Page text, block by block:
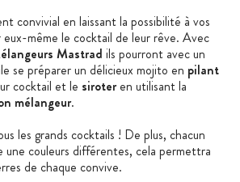
convivial en laissant la possibilité à vos
même le cocktail de leur rêve. Avec
Mastrad ils pourront avec un
se préparer un délicieux mojito en pilant
cocktail et le siroteren utilisant la
mélangeur.
les grands cocktails ! De plus, chacun
une couleurs différentes, cela permettra
de chaque convive.